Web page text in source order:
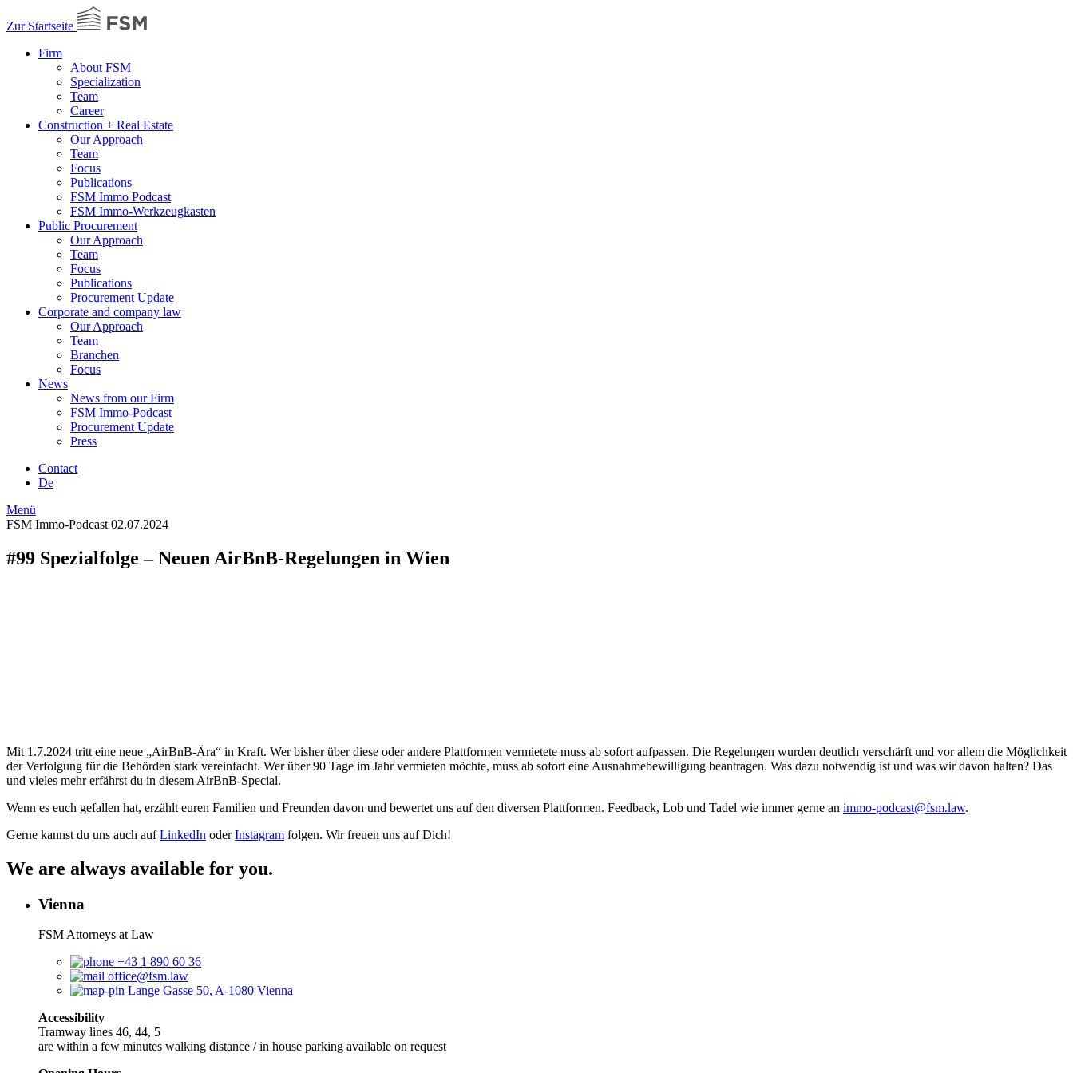
Zur Startseite
Firm
About FSM
Specialization
Team
Career
Construction + Real Estate
Our Approach
Team
Focus
Publications
FSM Immo Podcast
FSM Immo-Werkzeugkasten
Public Procurement
Our Approach
Team
Focus
Publications
Procurement Update
Corporate and company law
Our Approach
Team
Branchen
Focus
News
News from our Firm
FSM Immo-Podcast
Procurement Update
Press
Contact
De
Menü
FSM Immo-Podcast 02.07.2024
#99 Spezialfolge – Neuen AirBnB-Regelungen in Wien
Mit 1.7.2024 tritt eine neue „AirBnB-Ära“ in Kraft. Wer bisher über diese oder andere Plattformen vermietete muss ab sofort aufpassen. Die Regelungen wurden deutlich verschärft und vor allem die Möglichkeit
der Verfolgung für die Behörden stark vereinfacht. Wer über 90 Tage im Jahr vermieten möchte, muss ab sofort eine Ausnahmebewilligung beantragen. Was dazu notwendig ist und was wir davon halten? Das
und vieles mehr erfährst du in diesem AirBnB-Special.
Wenn es euch gefallen hat, erzählt euren Familien und Freunden davon und bewertet uns auf den diversen Plattformen. Feedback, Lob und Tadel wie immer gerne an ⁠⁠⁠⁠⁠⁠⁠⁠⁠⁠⁠⁠⁠⁠⁠⁠⁠⁠⁠immo-podcast@fsm.law⁠⁠⁠⁠⁠⁠⁠⁠⁠⁠⁠⁠⁠⁠⁠⁠⁠⁠⁠.
Gerne kannst du uns auch auf⁠⁠⁠LinkedIn⁠⁠⁠ oder⁠⁠⁠Instagram⁠⁠⁠ folgen. Wir freuen uns auf Dich!
We are always available for you.
Vienna
FSM Attorneys at Law
+43 1 890 60 36
office@fsm.law
Lange Gasse 50, A-1080 Vienna
Accessibility
Tramway lines 46, 44, 5
are within a few minutes walking distance / in house parking available on request